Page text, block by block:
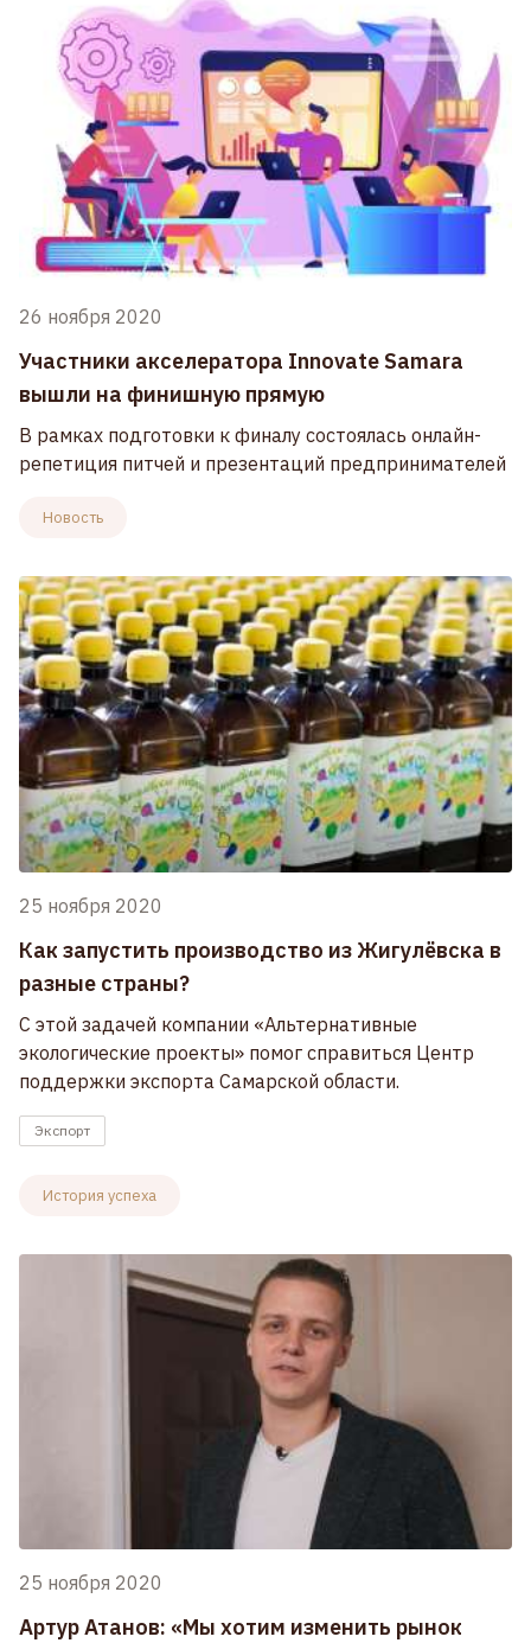
26 ноября 2020
Участники акселератора Innovate Samara
вышли на финишную прямую
В рамках подготовки к финалу состоялась онлайн-
репетиция питчей и презентаций предпринимателей
Новость
25 ноября 2020
Как запустить производство из Жигулёвска в
разные страны?
С этой задачей компании «Альтернативные
экологические проекты» помог справиться Центр
поддержки экспорта Самарской области.
Экспорт
История успеха
25 ноября 2020
Артур Атанов: «Мы хотим изменить рынок